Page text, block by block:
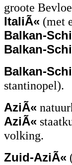
groote
ItaliÃ« (met
Balkan-
Balkan-
Balkan-
stantinopel).
AziÃ«
AziÃ«
volking.
Zuid-AziÃ«